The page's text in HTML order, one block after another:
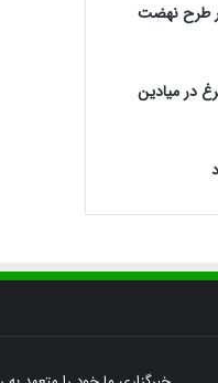
طرح نهضت
در میادین